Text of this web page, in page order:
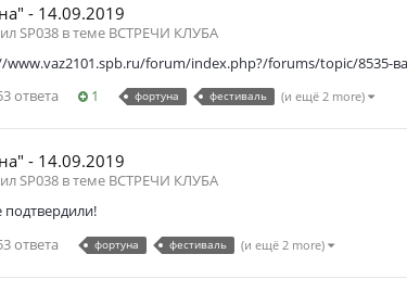
- 14.09.2019
SP038 в теме ВСТРЕЧИ КЛУБА
www.vaz2101.spb.ru/forum/index.php?/forums/topic/8535-
ответа 1 фортуна фестиваль (и ещё 2 more)
- 14.09.2019
SP038 в теме ВСТРЕЧИ КЛУБА
ответа фортуна фестиваль (и ещё 2 more)